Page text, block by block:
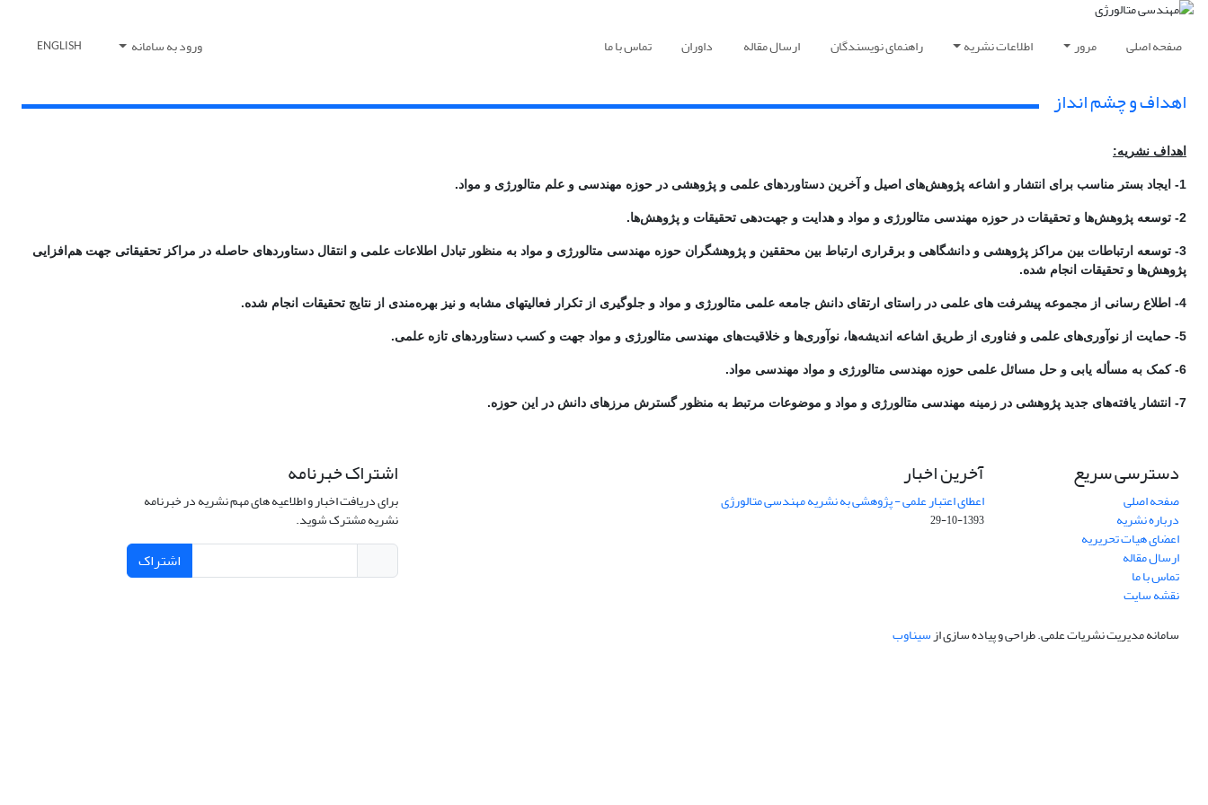
صفحه اصلی مرور اطلاعات نشریه راهنمای نویسندگان ارسال مقاله داوران تماس با ما ورود به سامانه ENGLISH
اهداف و چشم انداز
اهداف نشریه:
1- ایجاد بستر مناسب برای انتشار و اشاعه پژوهش‌های اصیل و آخرین دستاوردهای علمی و پژوهشی در حوزه مهندسی و علم متالورژی و مواد.
2- توسعه پژوهش‌ها و تحقیقات در حوزه مهندسی متالورژی و مواد و هدایت و جهت‌دهی تحقیقات و پژوهش‌ها.
3- توسعه ارتباطات بین مراکز پژوهشی و دانشگاهی و برقراری ارتباط بین محققین و پژوهشگران حوزه مهندسی متالورژی و مواد به منظور تبادل اطلاعات علمی و انتقال دستاوردهای حاصله در مراکز تحقیقاتی جهت هم‌افزایی
پژوهش‌ها و تحقیقات انجام شده.
4- اطلاع رسانی از مجموعه پیشرفت های علمی در راستای ارتقای دانش جامعه علمی متالورژی و مواد و جلوگیری از تکرار فعالیتهای مشابه و نیز بهره‌مندی از نتایج تحقیقات انجام شده.
5- حمایت از نوآوری‌های علمی و فناوری از طریق اشاعه اندیشه‌ها، نوآوری‌ها و خلاقیت‌های مهندسی متالورژی و مواد جهت و کسب دستاوردهای تازه علمی.
6- کمک به مسأله یابی و حل مسائل علمی حوزه مهندسی متالورژی و مواد مهندسی مواد.
7- انتشار یافته‌های جدید پژوهشی در زمینه مهندسی متالورژی و مواد و موضوعات مرتبط به منظور گسترش مرزهای دانش در این حوزه.
دسترسی سریع
صفحه اصلی
درباره نشریه
اعضای هیات تحریریه
ارسال مقاله
تماس با ما
نقشه سایت
آخرین اخبار
اعطای اعتبار علمی - پژوهشی به نشریه مهندسی متالورژی
1393-10-29
اشتراک خبرنامه
برای دریافت اخبار و اطلاعیه های مهم نشریه در خبرنامه
نشریه مشترک شوید.
اشتراک
سامانه مدیریت نشریات علمی.طراحی و پیاده سازی ازسیناوب